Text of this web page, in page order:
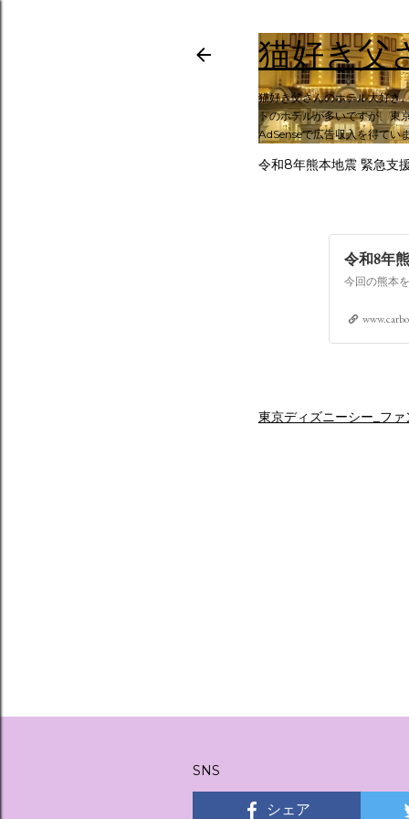
猫好き父
猫好き父さんのホテル大好き
トのホテルが多いですが、東
AdSenseで広告収入を得てい
令和8年熊本地震 緊急支
令和8年
東京ディズニーシー_フ
SNS
シェア